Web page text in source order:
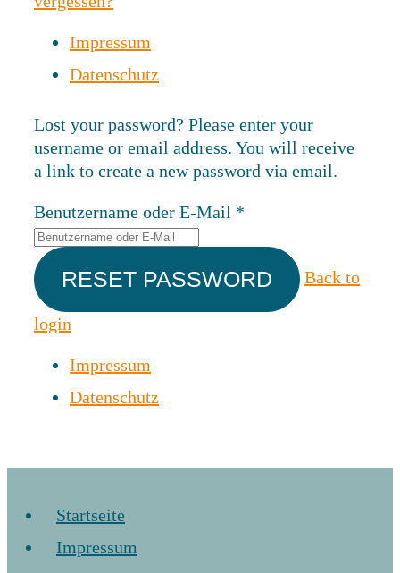
Impressum
Datenschutz
Lost your password? Please enter your
username or email address. You will receive
a link to create a new password via email.
Benutzername oder E-Mail *
Back to
login
Impressum
Datenschutz
Startseite
Impressum